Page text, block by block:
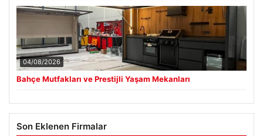
04/08/2026
Bahçe Mutfakları ve Prestijli Yaşam Mekanları
Son Eklenen Firmalar